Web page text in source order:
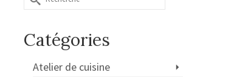
Catégories
Atelier de cuisine